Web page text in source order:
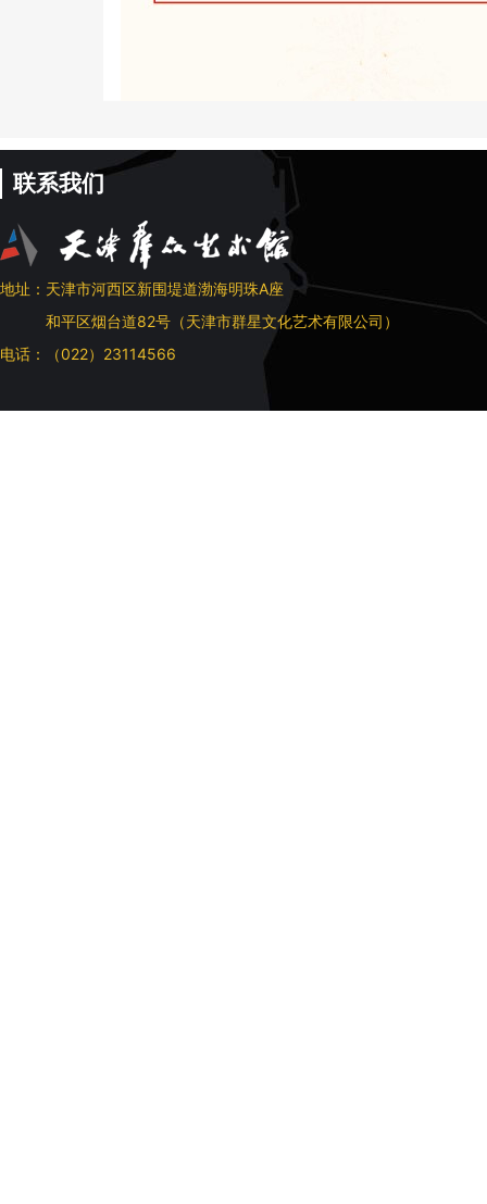
联系我们
地址：天津市河西区新围堤道渤海明珠A座
和平区烟台道82号（天津市群星文化艺术有限公司）
电话：（022）23114566